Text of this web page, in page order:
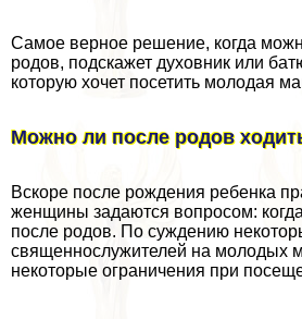
Самое верное решение, когда
родов, подскажет духовник или
которую хочет посетить молодая
Можно ли после родов
Вскоре после рождения ребенка
женщины задаются вопросом:
после родов. По суждению
священнослужителей на молодых
некоторые ограничения при